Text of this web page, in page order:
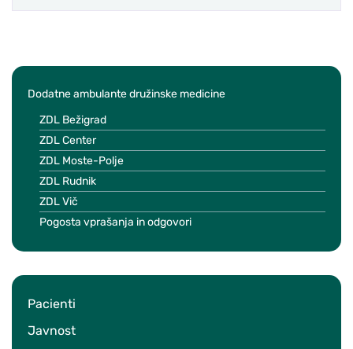
Dodatne ambulante družinske medicine
ZDL Bežigrad
ZDL Center
ZDL Moste-Polje
ZDL Rudnik
ZDL Vič
Pogosta vprašanja in odgovori
Pacienti
Javnost